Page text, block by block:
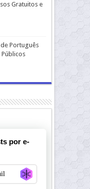
Gratuitos e
Português
por e-
Generate new